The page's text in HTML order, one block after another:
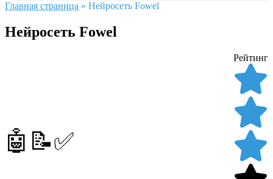
Главная страница » Нейросеть Fowel
Нейросеть Fowel
🤖📝✅
Рейтинг